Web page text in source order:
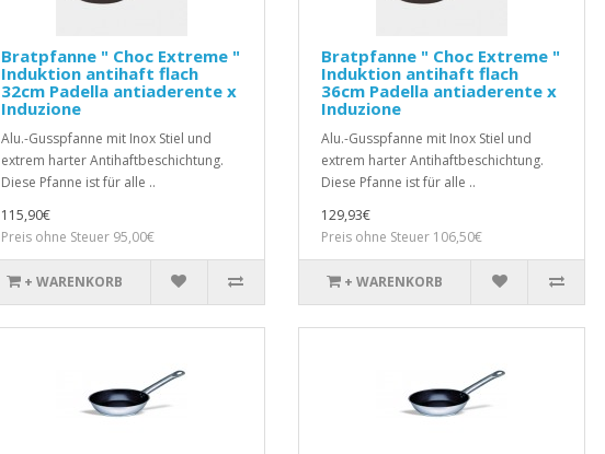
Bratpfanne " Choc Extreme "
Induktion antihaft flach
32cm Padella antiaderente x
Induzione
Alu.-Gusspfanne mit Inox Stiel und
extrem harter Antihaftbeschichtung.
Diese Pfanne ist für alle ..
115,90€
Preis ohne Steuer 95,00€
+ WARENKORB
Bratpfanne " Choc Extreme "
Induktion antihaft flach
36cm Padella antiaderente x
Induzione
Alu.-Gusspfanne mit Inox Stiel und
extrem harter Antihaftbeschichtung.
Diese Pfanne ist für alle ..
129,93€
Preis ohne Steuer 106,50€
+ WARENKORB